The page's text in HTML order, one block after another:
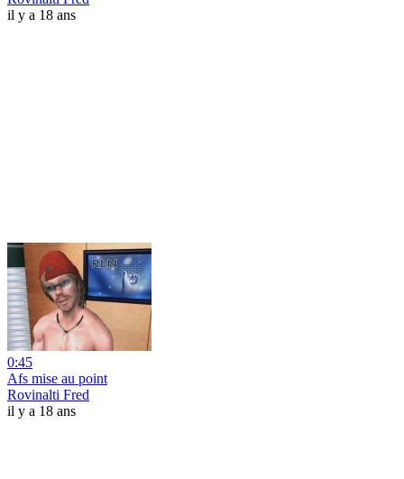
il y a 18 ans
0:45
Afs mise au point
Rovinalti Fred
il y a 18 ans